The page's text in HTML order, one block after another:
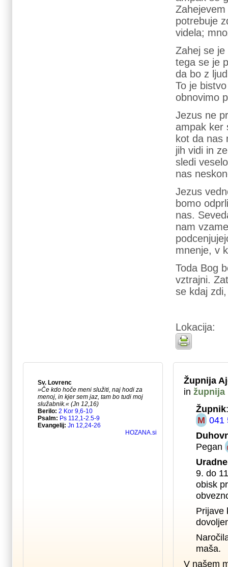
potrebuje
videla;
Zahej se
tega se je
da bo z
To je
obnovimo
Jezus ne
ampak ker
kot da nas
jih vidi in
sledi
nas
Jezus
bomo
nas.
nam
mnenje, v
Toda Bog
vztrajni.
se kdaj
Lokacija:
Župnija
in župnija
Župnik
M 041
Pegan
9. do
obisk
Prijave
maša.
V našem